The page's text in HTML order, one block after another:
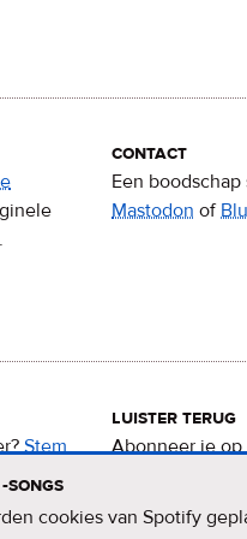
contact
Een
Mastodon of
Stem
15.
luister terug
Abonneer je
songs
cookies van Spotify